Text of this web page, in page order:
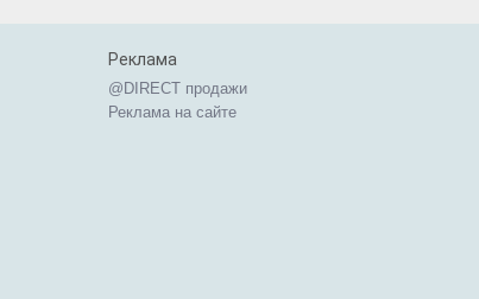
Реклама
@DIRECT продажи
Реклама на сайте